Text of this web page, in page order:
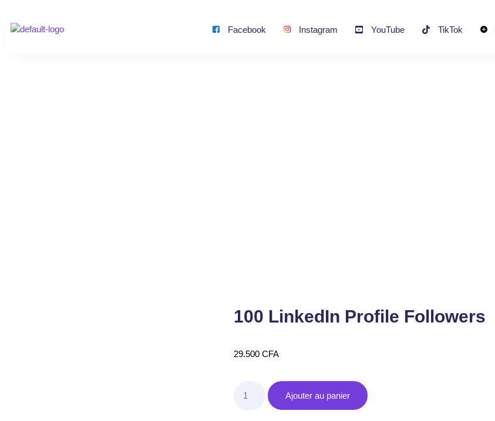
Facebook Instagram YouTube TikTok
100 LinkedIn Profile Followers
29.500 CFA
Ajouter au panier